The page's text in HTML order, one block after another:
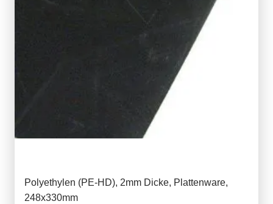
Polyethylen (PE-HD), 2mm Dicke, Plattenware,
248x330mm